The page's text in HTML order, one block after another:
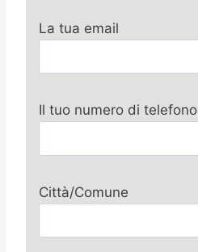
La tua email
Il tuo numero di telefono
Città/Comune